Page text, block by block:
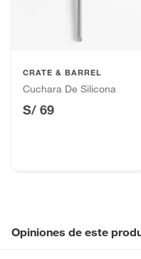
Baterías de auto.
Motocicletas y bicicletas
Licores y cigarros
CRATE & BARREL
Cuchara De Silicona
S/ 69
Opiniones de este